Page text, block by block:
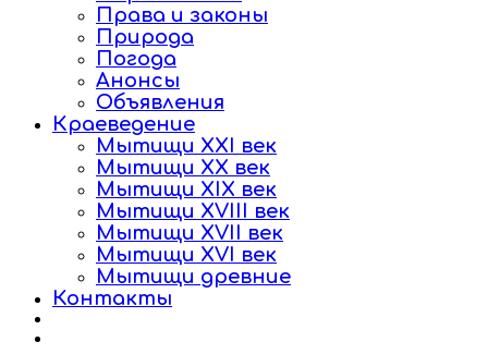
Права и законы
Природа
Погода
Анонсы
Объявления
Краеведение
Мытищи XXI век
Мытищи XX век
Мытищи XIX век
Мытищи XVIII век
Мытищи XVII век
Мытищи XVI век
Мытищи древние
Контакты